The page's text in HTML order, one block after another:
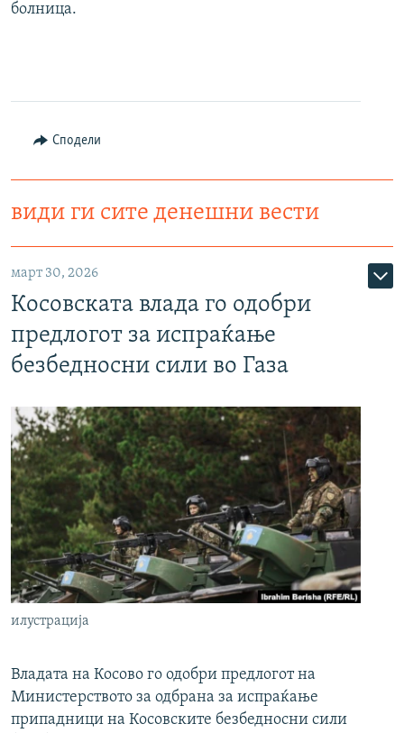
болница.
Сподели
види ги сите денешни вести
март 30, 2026
Косовската влада го одобри
предлогот за испраќање
безбедносни сили во Газа
илустрација
Владата на Косово го одобри предлогот на
Министерството за одбрана за испраќање
припадници на Косовските безбедносни сили